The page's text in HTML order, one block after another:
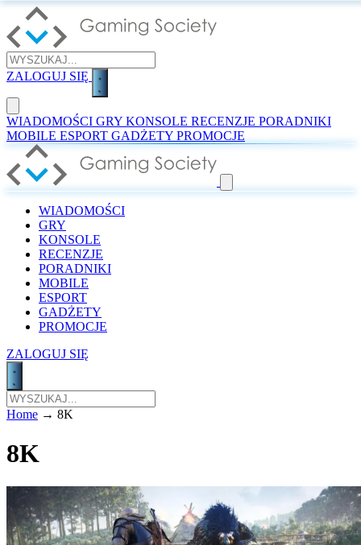
ZALOGUJ SIĘ
WIADOMOŚCI GRY KONSOLE RECENZJE PORADNIKI
MOBILE ESPORT GADŻETY PROMOCJE
WIADOMOŚCI
GRY
KONSOLE
RECENZJE
PORADNIKI
MOBILE
ESPORT
GADŻETY
PROMOCJE
ZALOGUJ SIĘ
Home → 8K
8K